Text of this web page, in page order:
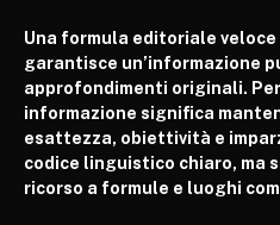
Una formula editoriale veloce
garantisce un’informazione
approfondimenti originali.
informazione significa
esattezza, obiettività e
codice linguistico chiaro, ma
ricorso a formule e luoghi